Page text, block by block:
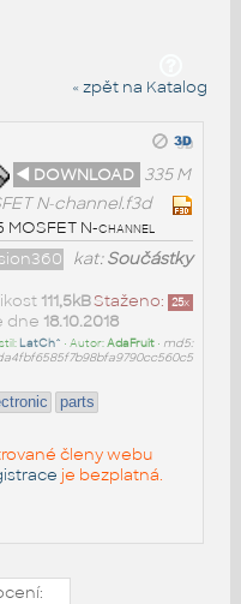
« zpět na Katalog
◄ DOWNLOAD 335 M
N-channel.f3d
MOSFET N-channel
kat:Součástky
Staženo: 25x
111,5kB
dne 18.10.2018
LatCh^ • Autor:AdaFruit• md5:
parts
členy webu
je bezplatná.